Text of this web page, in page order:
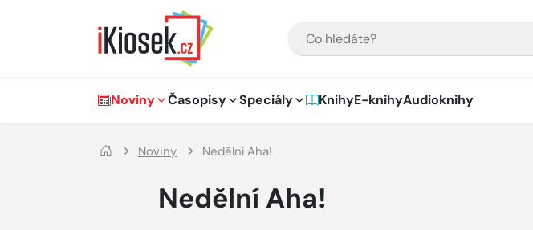
Hlavní navigace
Noviny Časopisy Speciály KnihyE-knihyAudioknihy
Noviny Nedělní Aha!
Nedělní Aha!